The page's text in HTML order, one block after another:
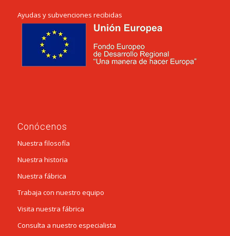
Ayudas y subvenciones recibidas
Conócenos
Nuestra filosofía
Nuestra historia
Nuestra fábrica
Trabaja con nuestro equipo
Visita nuestra fábrica
Consulta a nuestro especialista